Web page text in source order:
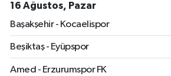
16 Ağustos, Pazar
Başakşehir - Kocaelispor
Beşiktaş - Eyüpspor
Amed - Erzurumspor FK